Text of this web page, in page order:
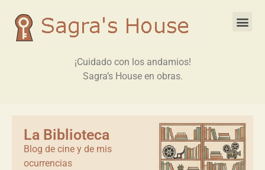
¡Cuidado con los andamios!
Sagra’s House en obras.
La Biblioteca
Blog de cine y de mis
ocurrencias